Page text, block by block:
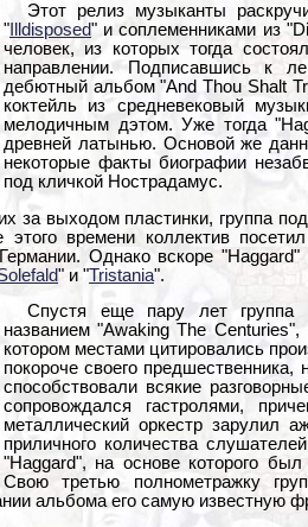
Этот релиз музыканты
" Illdisposed" и соплеменниками из
человек, из которых тогда
направлении. Подписавшись к
дебютный альбом "And Thou Shalt
коктейль из средневековый
мелодичным дэтом. Уже тогда
древней латынью. Основой же
некоторые факты биографии
под кличкой Нострадамус.
за выходом пластинки, группа
этого времени коллектив
Однако вскоре
" и "Tristania".
Спустя еще пару лет группа
названием "Awaking The
котором местами цитировались
покороче своего
способствовали всякие
сопровождался гастролями,
металлический оркестр зарулил
приличного количества
"Haggard", на основе которого
Свою третью полнометражку
альбома его самую известную